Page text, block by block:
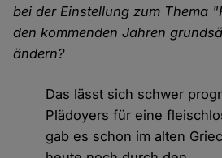
bei der Einstellung zum Thema
den kommenden Jahren
ändern?
Das lässt sich schwer
Plädoyers für eine
gab es schon im alten